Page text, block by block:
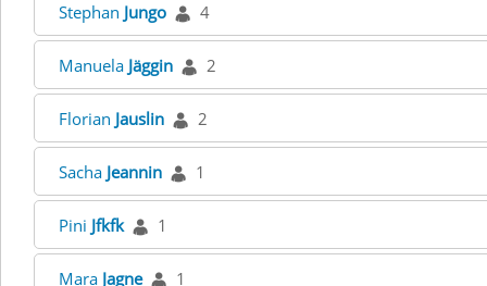
Stephan Jungo 4
Manuela Jäggin 2
Florian Jauslin 2
Sacha Jeannin 1
Pini Jfkfk 1
Mara Jagne 1